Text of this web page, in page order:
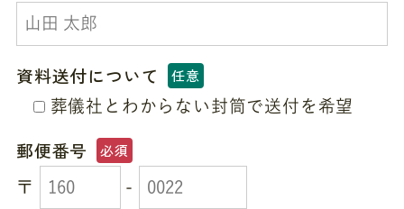
資料送付について 任意
葬儀社とわからない封筒で送付を希望
郵便番号 必須
〒 -